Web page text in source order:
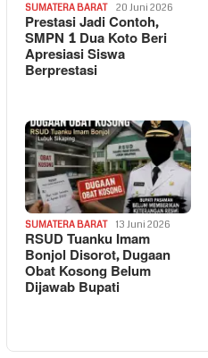
SUMATERA BARAT 20 Juni 2026
Prestasi Jadi Contoh,
SMPN 1 Dua Koto Beri
Apresiasi Siswa
Berprestasi
SUMATERA BARAT 13 Juni 2026
RSUD Tuanku Imam
Bonjol Disorot, Dugaan
Obat Kosong Belum
Dijawab Bupati